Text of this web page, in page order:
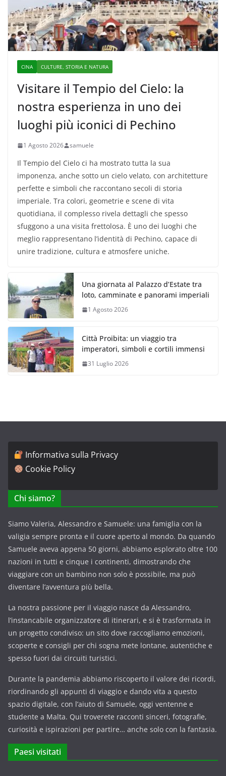
CINA CULTURE, STORIA E NATURA
Visitare il Tempio del Cielo: la
nostra esperienza in uno dei
luoghi più iconici di Pechino
1 Agosto 2026 samuele
Il Tempio del Cielo ci ha mostrato tutta la sua
imponenza, anche sotto un cielo velato, con architetture
perfette e simboli che raccontano secoli di storia
imperiale. Tra colori, geometrie e scene di vita
quotidiana, il complesso rivela dettagli che spesso
sfuggono a una visita frettolosa. È uno dei luoghi che
meglio rappresentano l’identità di Pechino, capace di
unire tradizione, cultura e atmosfere uniche.
Una giornata al Palazzo d’Estate tra
loto, camminate e panorami imperiali
1 Agosto 2026
Città Proibita: un viaggio tra
imperatori, simboli e cortili immensi
31 Luglio 2026
Informativa sulla Privacy
Cookie Policy
Chi siamo?
Siamo Valeria, Alessandro e Samuele: una famiglia con la
valigia sempre pronta e il cuore aperto al mondo. Da quando
Samuele aveva appena 50 giorni, abbiamo esplorato oltre 100
nazioni in tutti e cinque i continenti, dimostrando che
viaggiare con un bambino non solo è possibile, ma può
diventare l’avventura più bella.
La nostra passione per il viaggio nasce da Alessandro,
l’instancabile organizzatore di itinerari, e si è trasformata in
un progetto condiviso: un sito dove raccogliamo emozioni,
scoperte e consigli per chi sogna mete lontane, autentiche e
spesso fuori dai circuiti turistici.
Durante la pandemia abbiamo riscoperto il valore dei ricordi,
riordinando gli appunti di viaggio e dando vita a questo
spazio digitale, con l’aiuto di Samuele, oggi ventenne e
studente a Malta. Qui troverete racconti sinceri, fotografie,
curiosità e ispirazioni per partire… anche solo con la fantasia.
Paesi visitati